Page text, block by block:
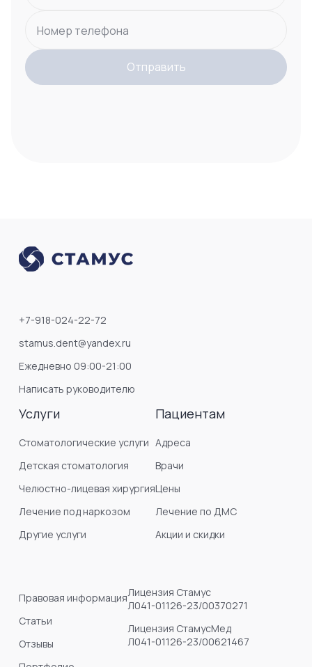
Номер телефона
Отправить
+7-918-024-22-72
stamus.dent@yandex.ru
Ежедневно 09:00-21:00
Написать руководителю
Услуги
Стоматологические услуги
Детская стоматология
Челюстно-лицевая хирургия
Лечение под наркозом
Другие услуги
Пациентам
Адреса
Врачи
Цены
Лечение по ДМС
Акции и скидки
Правовая информация
Статьи
Отзывы
Лицензия Стамус
Л041-01126-23/00370271
Лицензия СтамусМед
Л041-01126-23/00621467